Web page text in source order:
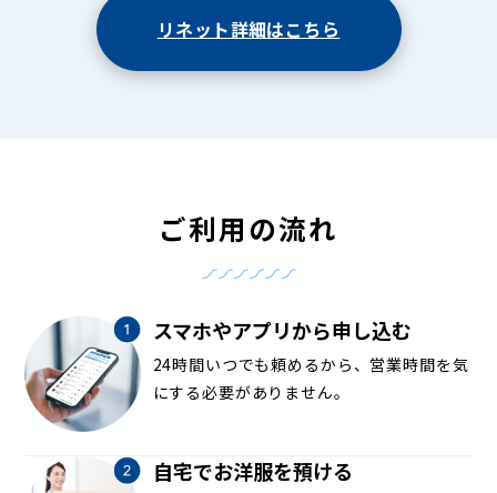
リネット詳細はこちら
ご利用の流れ
スマホやアプリから申し込む
24時間いつでも頼めるから、営業時間を気
にする必要がありません。
自宅でお洋服を預ける